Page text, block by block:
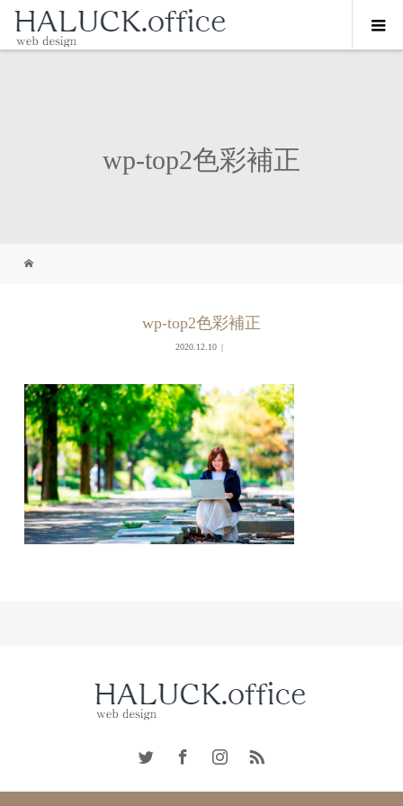
wp-top2色彩補正
wp-top2色彩補正
2020.12.10